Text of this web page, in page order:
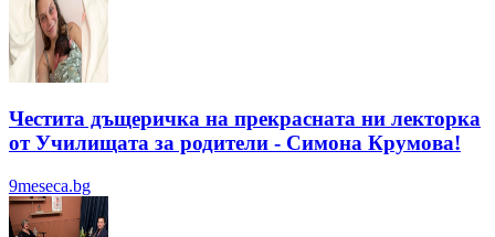
Честита дъщеричка на прекрасната ни лекторка
от Училищата за родители - Симона Крумова!
9meseca.bg